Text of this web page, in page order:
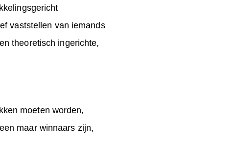
vaststellen van iemands
theoretisch ingerichte,
moeten worden,
maar winnaars zijn,